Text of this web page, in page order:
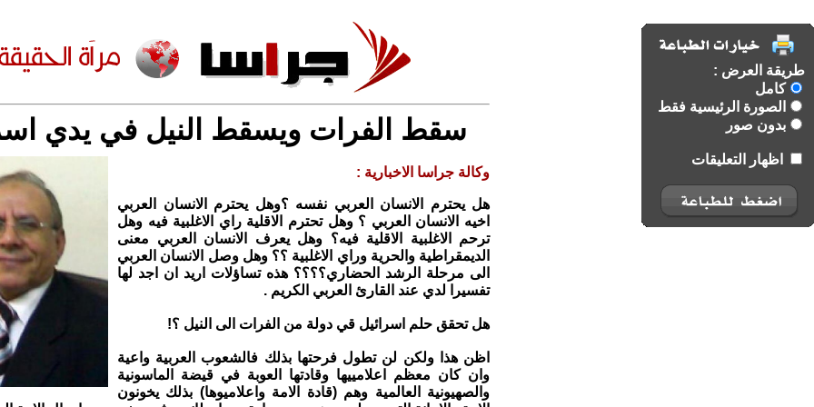
طريقة العرض :
كامل
الصورة الرئيسية فقط
بدون صور
اظهار التعليقات
سقط الفرات ويسقط النيل في يدي
وكالة جراسا الاخبارية :
هل يحترم الانسان العربي نفسه ؟وهل يحترم الانسان العربي
اخيه الانسان العربي ؟ وهل تحترم الاقلية راي الاغلبية فيه وهل
ترحم الاغلبية الاقلية فيه؟ وهل يعرف الانسان العربي معنى
الديمقراطية والحرية وراي الاغلبية ؟؟ وهل وصل الانسان العربي
الى مرحلة الرشد الحضاري؟؟؟؟ هذه تساؤلات اريد ان اجد لها
تفسيرا لدي عند القارئ العربي الكريم .
هل تحقق حلم اسرائيل قي دولة من الفرات الى النيل ؟!
اظن هذا ولكن لن تطول فرحتها بذلك فالشعوب العربية واعية
وان كان معظم اعلامييها وقادتها العوبة في قيضة الماسونية
والصهيونية العالمية وهم (قادة الامة واعلاميوها) بذلك يخونون